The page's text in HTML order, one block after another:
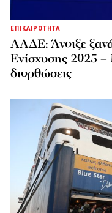
ΕΠΙΚΑΙΡΟΤΗΤΑ
ΑΑΔΕ: Άνοιξε
Ενίσχυσης 2025 –
διορθώσεις